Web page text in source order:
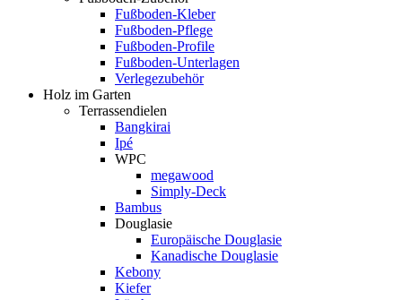
Fußboden-Kleber
Fußboden-Pflege
Fußboden-Profile
Fußboden-Unterlagen
Verlegezubehör
Holz im Garten
Terrassendielen
Bangkirai
Ipé
WPC
megawood
Simply-Deck
Bambus
Douglasie
Europäische Douglasie
Kanadische Douglasie
Kebony
Kiefer